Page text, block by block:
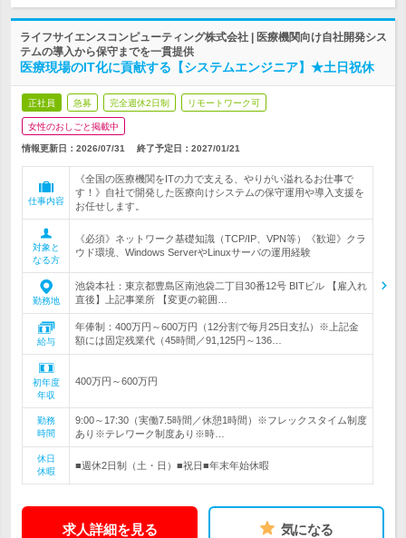
ライフサイエンスコンピューティング株式会社 | 医療機関向け自社開発シス
テムの導入から保守までを一貫提供
医療現場のIT化に貢献する【システムエンジニア】★土日祝休
正社員 急募 完全週休2日制 リモートワーク可
女性のおしごと掲載中
情報更新日：2026/07/31 終了予定日： 2027/01/21
仕事内容
《全国の医療機関をITの力で支える、やりがい溢れるお仕事で
す！》自社で開発した医療向けシステムの保守運用や導入支援を
お任せします。
対象と
なる方
《必須》ネットワーク基礎知識（TCP/IP、VPN等）《歓迎》クラ
ウド環境、Windows ServerやLinuxサーバの運用経験
勤務地
池袋本社：東京都豊島区南池袋二丁目30番12号 BITビル 【雇入れ
直後】上記事業所 【変更の範囲…
給与
年俸制：400万円～600万円（12分割で毎月25日支払）※上記金
額には固定残業代（45時間／91,125円～136…
初年度
年収
400万円～600万円
勤務
時間
9:00～17:30（実働7.5時間／休憩1時間）※フレックスタイム制度
あり※テレワーク制度あり※時…
休日
休暇
■週休2日制（土・日）■祝日■年末年始休暇
求人詳細を見る 気になる